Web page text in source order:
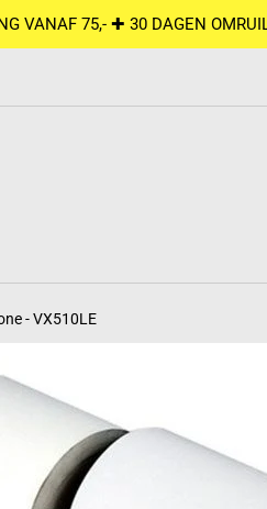
VANAF 75,- ✚ 30 DAGEN
- VX510LE